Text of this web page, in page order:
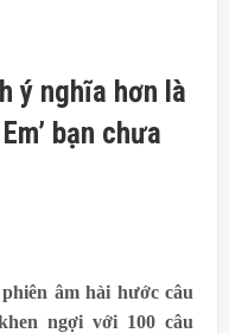
ý nghĩa hơn là
bạn chưa
âm hài hước câu
ngợi với 100 câu